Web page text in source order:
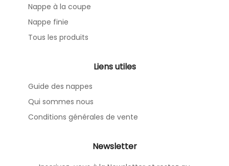
Nappe à la coupe
Nappe finie
Tous les produits
Liens utiles
Guide des nappes
Qui sommes nous
Conditions générales de vente
Newsletter